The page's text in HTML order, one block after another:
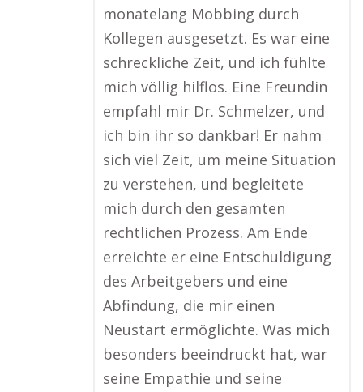
monatelang Mobbing durch
Kollegen ausgesetzt. Es war eine
schreckliche Zeit, und ich fühlte
mich völlig hilflos. Eine Freundin
empfahl mir Dr. Schmelzer, und
ich bin ihr so dankbar! Er nahm
sich viel Zeit, um meine Situation
zu verstehen, und begleitete
mich durch den gesamten
rechtlichen Prozess. Am Ende
erreichte er eine Entschuldigung
des Arbeitgebers und eine
Abfindung, die mir einen
Neustart ermöglichte. Was mich
besonders beeindruckt hat, war
seine Empathie und seine